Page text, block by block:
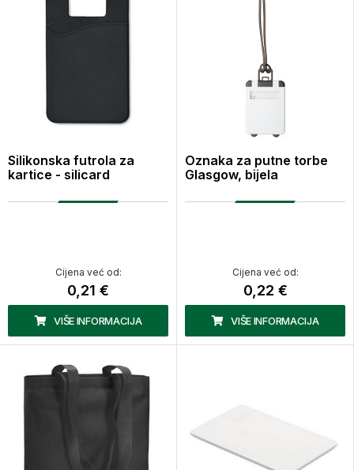
Silikonska futrola za
kartice - silicard
Cijena već od:
0,21 €
VIŠE INFORMACIJA
Oznaka za putne torbe
Glasgow, bijela
Cijena već od:
0,22 €
VIŠE INFORMACIJA